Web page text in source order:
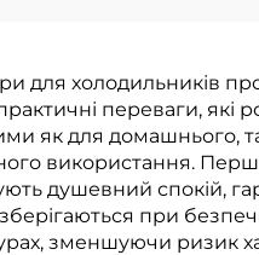
для холодильників
переваги, які
як для домашнього,
використання. Перш
душевний спокій,
при
зменшуючи ризик